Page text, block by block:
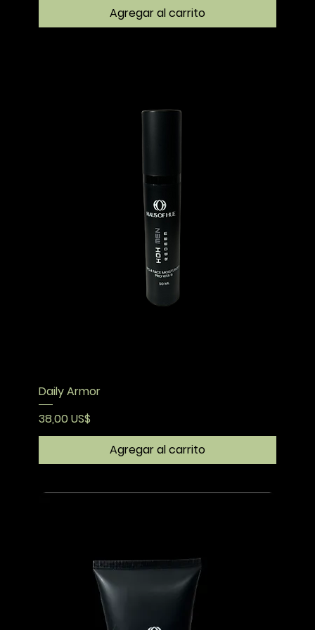
Agregar al carrito
Daily Armor
Precio
38,00 US$
Agregar al carrito